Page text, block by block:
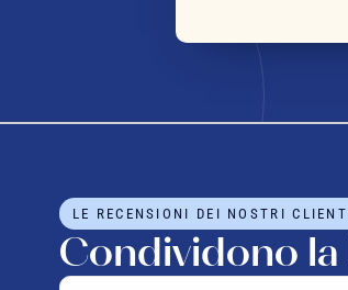
LE RECENSIONI DEI NOSTRI
Condividono